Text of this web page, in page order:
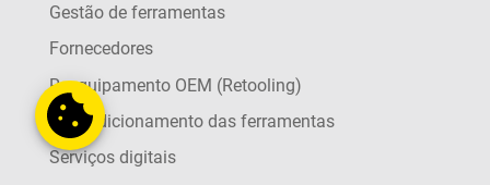
Gestão de ferramentas
Fornecedores
Reequipamento OEM (Retooling)
Recondicionamento das ferramentas
Serviços digitais